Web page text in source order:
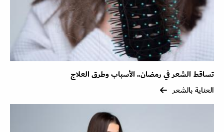
تساقط الشعر في رمضان.. الأسباب وطرق العلاج
العناية بالشعر